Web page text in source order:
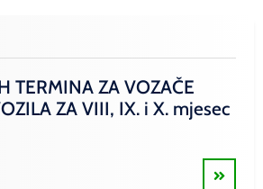
TERMINA ZA VOZAČE
ZA VIII, IX. i X. mjesec